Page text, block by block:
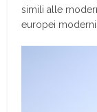
simili alle
europei moderni.